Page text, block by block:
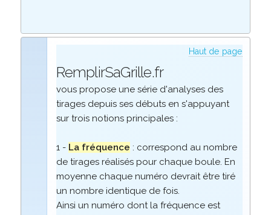
Haut de page
RemplirSaGrille.fr
vous propose une série d'analyses des
tirages depuis ses débuts en s'appuyant
sur trois notions principales :
1 - La fréquence : correspond au nombre
de tirages réalisés pour chaque boule. En
moyenne chaque numéro devrait être tiré
un nombre identique de fois.
Ainsi un numéro dont la fréquence est